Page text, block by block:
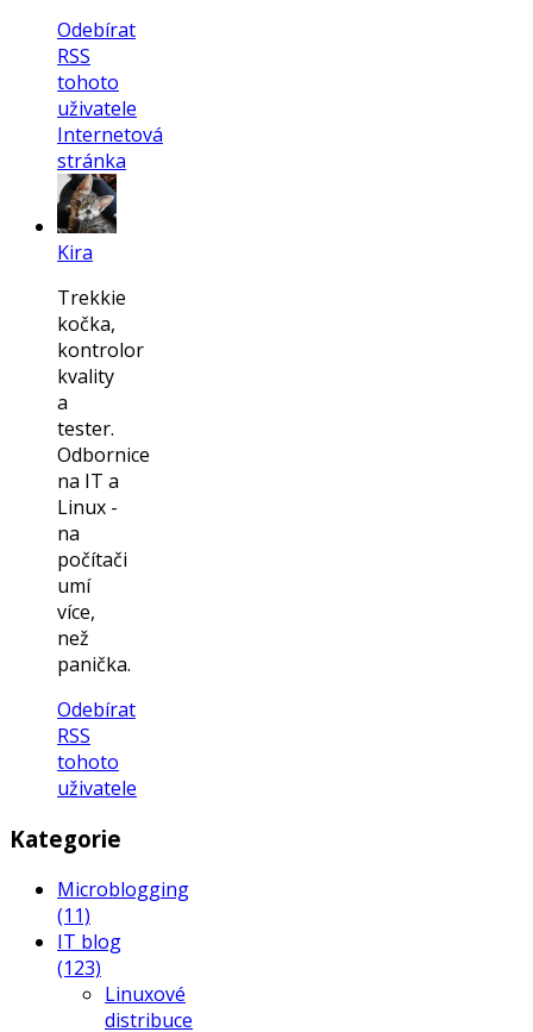
Odebírat
RSS
tohoto
uživatele
Internetová
stránka
Kira
Trekkie
kočka,
kontrolor
kvality
a
tester.
Odbornice
na IT a
Linux -
na
počítači
umí
více,
než
panička.
Odebírat
RSS
tohoto
uživatele
Kategorie
Microblogging
(11)
IT blog
(123)
Linuxové
distribuce